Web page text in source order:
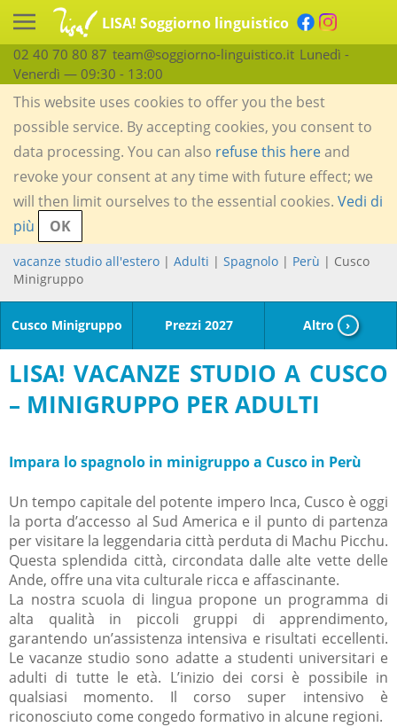
LISA! Soggiorno linguistico
02 40 70 80 87 team@soggiorno-linguistico.it Lunedì -
Venerdì — 09:30 - 13:00
This website uses cookies to offer you the best
possible service. By accepting cookies, you consent to
data processing. You can also refuse this hereand
revoke your consent at any time with future effect; we
will then limit ourselves to the essential cookies. Vedi di
più
OK
vacanze studio all'estero | Adulti | Spagnolo | Perù | Cusco
Minigruppo
Cusco Minigruppo Prezzi 2027 Altro ›
LISA! VACANZE STUDIO A CUSCO
– MINIGRUPPO PER ADULTI
Impara lo spagnolo in minigruppo a Cusco in Perù
Un tempo capitale del potente impero Inca, Cusco è oggi
la porta d’accesso al Sud America e il punto di partenza
per visitare la leggendaria città perduta di Machu Picchu.
Questa splendida città, circondata dalle alte vette delle
Ande, offre una vita culturale ricca e affascinante.
La nostra scuola di lingua propone un programma di
alta qualità in piccoli gruppi di apprendimento,
garantendo un’assistenza intensiva e risultati eccellenti.
Le vacanze studio sono adatte a studenti universitari e
adulti di tutte le età. L’inizio dei corsi è possibile in
qualsiasi momento. Il corso super intensivo è
riconosciuto come congedo formativo in alcune regioni.